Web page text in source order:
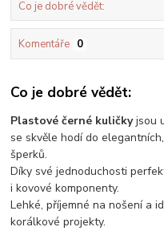
Co je dobré vědět:
Komentáře 0
Co je dobré vědět:
Plastové černé kuličkyjsou
se skvěle hodí do
šperků.
Díky své jednoduchosti
i kovové komponenty.
Lehké, příjemné na nošení a
korálkové projekty.